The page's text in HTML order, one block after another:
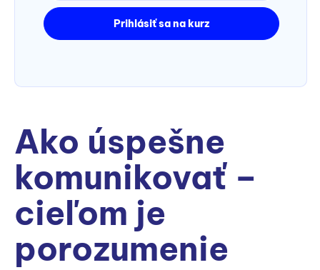
Prihlásiť sa na kurz
Ako úspešne
komunikovať –
cieľom je
porozumenie